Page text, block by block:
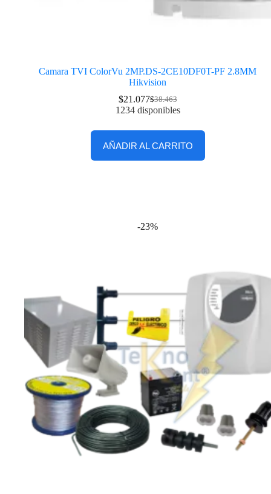
Camara TVI ColorVu 2MP.DS-2CE10DF0T-PF 2.8MM
Hikvision
$38.463
$21.077
1234 disponibles
AÑADIR AL CARRITO
-23%